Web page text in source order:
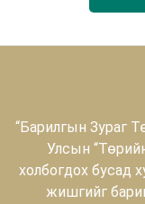
“Барилгын Зураг
Улсын
холбогдох бусад
жишгийг